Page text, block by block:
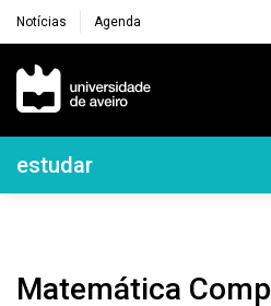
Notícias Agenda
Navegação Principal
Navegação Lateral
estudar
Matemática